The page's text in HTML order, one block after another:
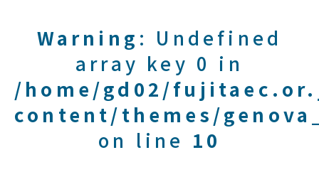
Warning : Undefined
array key 0 in
/home/gd02/
content/themes/
on line 10